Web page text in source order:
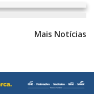
Mais Notícias